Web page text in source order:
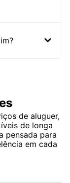
de aluguer,
de longa
pensada para
em cada